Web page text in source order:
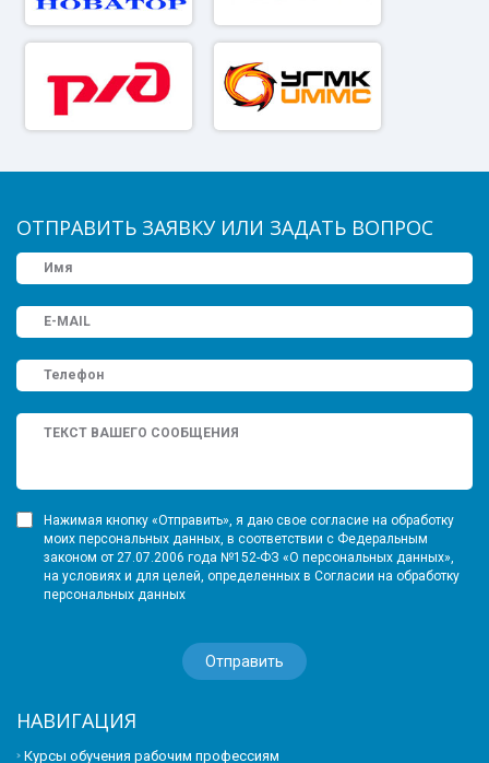
ОТПРАВИТЬ ЗАЯВКУ ИЛИ ЗАДАТЬ ВОПРОС
Нажимая кнопку «Отправить», я даю свое согласие на обработку
моих персональных данных, в соответствии с Федеральным
законом от 27.07.2006 года №152-ФЗ «О персональных данных»,
на условиях и для целей, определенных в Согласии на обработку
персональных данных
НАВИГАЦИЯ
Курсы обучения рабочим профессиям